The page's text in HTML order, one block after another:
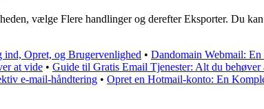
vælge Flere handlinger og derefter Eksporter. Du
Opret, og Brugervenlighed • Dandomain Webmail:
at vide • Guide til Gratis Email Tjenester: Alt du
e-mail-håndtering • Opret en Hotmail-konto: En